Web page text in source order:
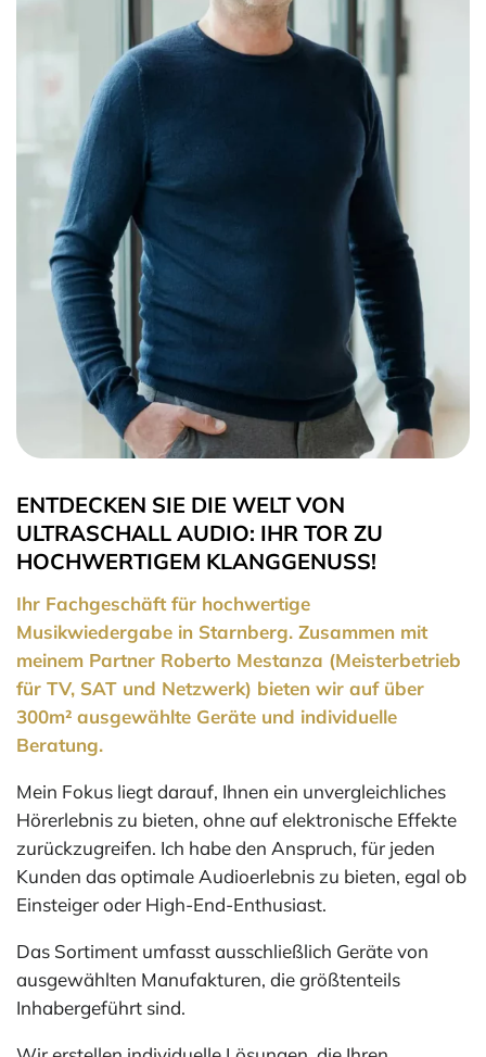
ENTDECKEN SIE DIE WELT VON
ULTRASCHALL AUDIO: IHR TOR ZU
HOCHWERTIGEM KLANGGENUSS!
Ihr Fachgeschäft für hochwertige
Musikwiedergabe in Starnberg. Zusammen mit
meinem Partner Roberto Mestanza (Meisterbetrieb
für TV, SAT und Netzwerk) bieten wir auf über
300m² ausgewählte Geräte und individuelle
Beratung.
Mein Fokus liegt darauf, Ihnen ein unvergleichliches
Hörerlebnis zu bieten, ohne auf elektronische Effekte
zurückzugreifen. Ich habe den Anspruch, für jeden
Kunden das optimale Audioerlebnis zu bieten, egal ob
Einsteiger oder High-End-Enthusiast.
Das Sortiment umfasst ausschließlich Geräte von
ausgewählten Manufakturen, die größtenteils
Inhabergeführt sind.